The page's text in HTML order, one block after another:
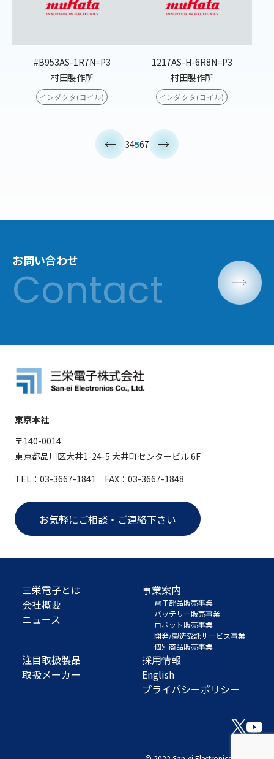
#B953AS-1R7N=P3
村田製作所
インダクタ(コイル)
1217AS-H-6R8N=P3
村田製作所
インダクタ(コイル)
34567
お問い合わせ
東京本社
〒140-0014
東京都品川区大井1-24-5 大井町センタービル 6F
TEL：03-3667-1841 FAX：03-3667-1848
お気軽にご相談・ご連絡下さい
三栄電子とは
会社概要
ニュース
事業案内
電子部品販売事業
バッテリー販売事業
ロボット販売事業
開発/製造受託サービス事業
個別商品販売事業
注目取扱製品
取扱メーカー
採用情報
English
プライバシーポリシー